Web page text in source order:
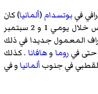
فيبوتسدام (ألمانيا) كان
أشد إعصار مغناطيسي على الشمس خلال يومي 1 و 2 سبتمبر
المعمول جديدا في ذلك
في روما وهافانا . كذلك
ألمانياو في